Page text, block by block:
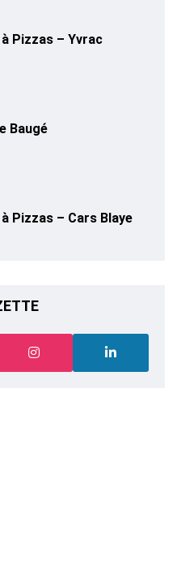
Pizzas – Yvrac
Baugé
Pizzas – Cars Blaye